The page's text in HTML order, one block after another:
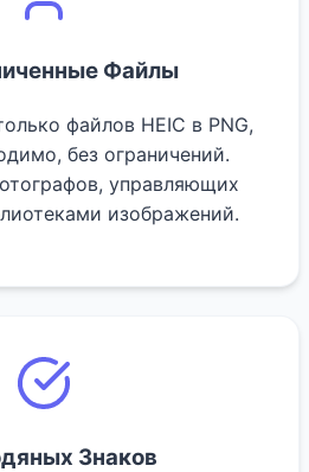
Файлы
файлов HEIC в PNG,
без ограничений.
управляющих
изображений.
Знаков